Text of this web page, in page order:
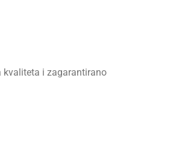
kvaliteta i zagarantirano